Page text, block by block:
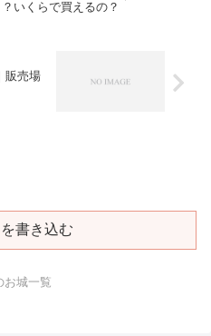
いくらで買えるの？
販売場
書き込む
お城一覧